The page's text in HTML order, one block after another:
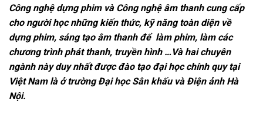
Công nghệ dựng phim và Công nghệ âm thanh cung cấp
cho người học những kiến thức, kỹ năng toàn diện về
dựng phim, sáng tạo âm thanh để làm phim, làm các
chương trình phát thanh, truyền hình …Và hai chuyên
ngành này duy nhất được đào tạo đại học chính quy tại
Việt Nam là ở trường Đại học Sân khấu và Điện ảnh Hà
Nội.